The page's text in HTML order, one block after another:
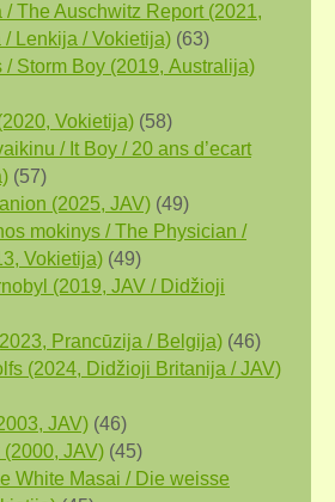
The Auschwitz Report (2021,
Lenkija / Vokietija) (63)
/ Storm Boy (2019, Аustralija)
Vokietija) (58)
/ It Boy / 20 ans d’ecart
(57)
(2025, JAV) (49)
mokinys / The Physician /
Vokietija) (49)
(2019, JAV / Didžioji
Prancūzija / Belgija) (46)
(2024, Didžioji Britanija / JAV)
JAV) (46)
JAV) (45)
White Masai / Die weisse